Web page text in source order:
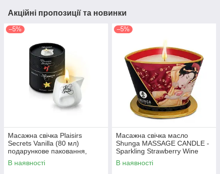
Акційні пропозиції та новинки
–5%
Масажна свічка Plaisirs
Secrets Vanilla (80 мл)
подарункове паковання,
керамічна посудина
В наявності
–5%
Масажна свічка масло
Shunga MASSAGE CANDLE -
Sparkling Strawberry Wine
(170 мл)
В наявності